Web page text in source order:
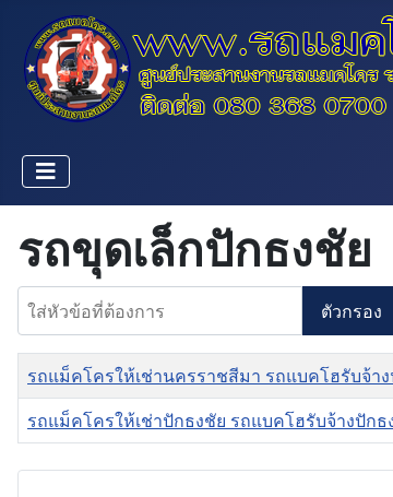
รถขุดเล็กปักธงชัย
ใส่หัวข้อที่ต้องการ
ตัวกรอง
ชื่อ
รถแม็คโครให้เช่านครราชสีมา รถแบคโฮรับจ้า
รถแม็คโครให้เช่าปักธงชัย รถแบคโฮรับจ้างปัก